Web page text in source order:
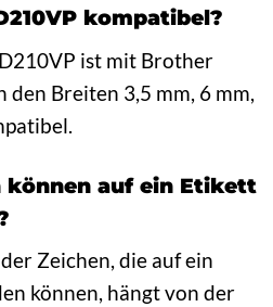
kompatibel?
ist mit Brother
Breiten 3,5 mm, 6 mm,
können auf ein Etikett
Zeichen, die auf ein
können, hängt von der